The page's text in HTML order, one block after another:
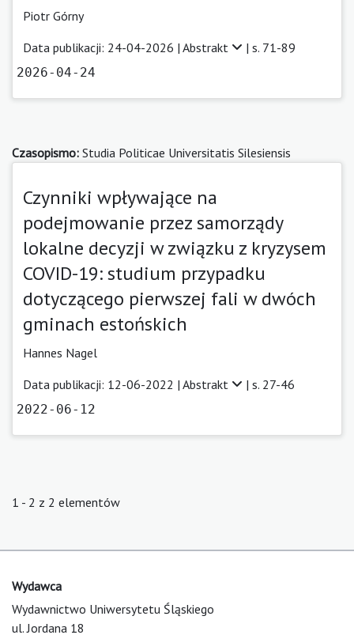
Piotr Górny
Data publikacji: 24-04-2026 | Abstrakt | s. 71-89
2026-04-24
Czasopismo: Studia Politicae Universitatis Silesiensis
Czynniki wpływające na
podejmowanie przez samorządy
lokalne decyzji w związku z kryzysem
COVID-19: studium przypadku
dotyczącego pierwszej fali w dwóch
gminach estońskich
Hannes Nagel
Data publikacji: 12-06-2022 | Abstrakt | s. 27-46
2022-06-12
1 - 2 z 2 elementów
Wydawca
Wydawnictwo Uniwersytetu Śląskiego
ul. Jordana 18